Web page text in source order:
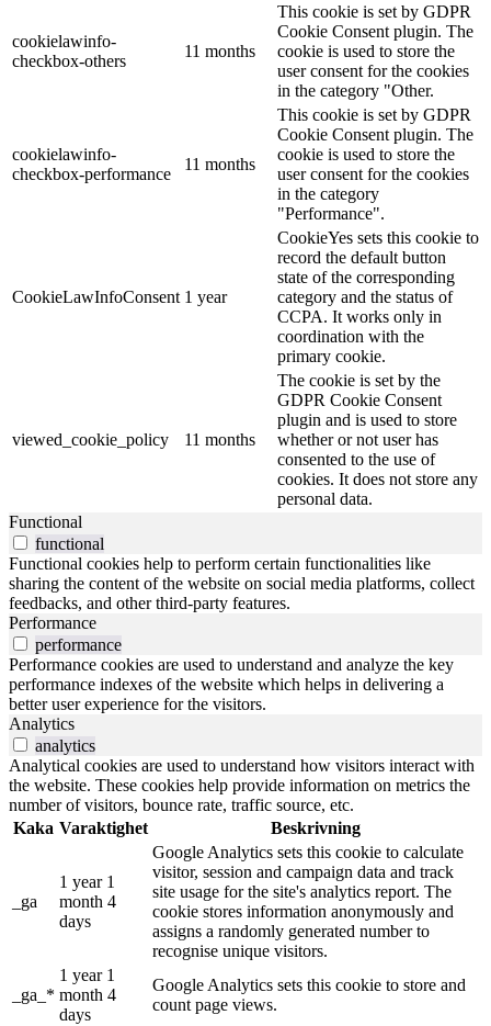
cookielawinfo-
checkbox-others
11 months
This cookie is set by GDPR
Cookie Consent plugin. The
cookie is used to store the
user consent for the cookies
in the category "Other.
cookielawinfo-
checkbox-performance
11 months
This cookie is set by GDPR
Cookie Consent plugin. The
cookie is used to store the
user consent for the cookies
in the category
"Performance".
CookieLawInfoConsent 1 year
CookieYes sets this cookie to
record the default button
state of the corresponding
category and the status of
CCPA. It works only in
coordination with the
primary cookie.
viewed_cookie_policy 11 months
The cookie is set by the
GDPR Cookie Consent
plugin and is used to store
whether or not user has
consented to the use of
cookies. It does not store any
personal data.
Functional
functional
Functional cookies help to perform certain functionalities like
sharing the content of the website on social media platforms, collect
feedbacks, and other third-party features.
Performance
performance
Performance cookies are used to understand and analyze the key
performance indexes of the website which helps in delivering a
better user experience for the visitors.
Analytics
analytics
Analytical cookies are used to understand how visitors interact with
the website. These cookies help provide information on metrics the
number of visitors, bounce rate, traffic source, etc.
Kaka Varaktighet Beskrivning
_ga
1 year 1
month 4
days
Google Analytics sets this cookie to calculate
visitor, session and campaign data and track
site usage for the site's analytics report. The
cookie stores information anonymously and
assigns a randomly generated number to
recognise unique visitors.
_ga_*
1 year 1
month 4
days
Google Analytics sets this cookie to store and
count page views.